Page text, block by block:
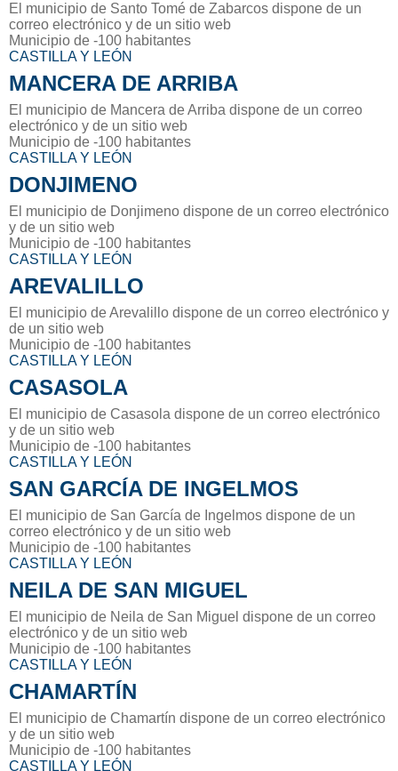
El municipio de Santo Tomé de Zabarcos dispone de un
correo electrónico y de un sitio web
Municipio de -100 habitantes
CASTILLA Y LEÓN
MANCERA DE ARRIBA
El municipio de Mancera de Arriba dispone de un correo
electrónico y de un sitio web
Municipio de -100 habitantes
CASTILLA Y LEÓN
DONJIMENO
El municipio de Donjimeno dispone de un correo electrónico
y de un sitio web
Municipio de -100 habitantes
CASTILLA Y LEÓN
AREVALILLO
El municipio de Arevalillo dispone de un correo electrónico y
de un sitio web
Municipio de -100 habitantes
CASTILLA Y LEÓN
CASASOLA
El municipio de Casasola dispone de un correo electrónico
y de un sitio web
Municipio de -100 habitantes
CASTILLA Y LEÓN
SAN GARCÍA DE INGELMOS
El municipio de San García de Ingelmos dispone de un
correo electrónico y de un sitio web
Municipio de -100 habitantes
CASTILLA Y LEÓN
NEILA DE SAN MIGUEL
El municipio de Neila de San Miguel dispone de un correo
electrónico y de un sitio web
Municipio de -100 habitantes
CASTILLA Y LEÓN
CHAMARTÍN
El municipio de Chamartín dispone de un correo electrónico
y de un sitio web
Municipio de -100 habitantes
CASTILLA Y LEÓN